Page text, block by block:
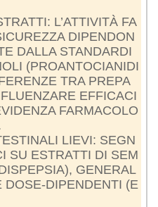
L’ATTIVITÀ FA
DIPENDON
DALLA STANDARDI
(PROANTOCIANIDI
TRA PREPA
EFFICACI
FARMACOLO
LIEVI: SEGN
SU ESTRATTI DI SEM
GENERAL
DOSE-DIPENDENTI (E